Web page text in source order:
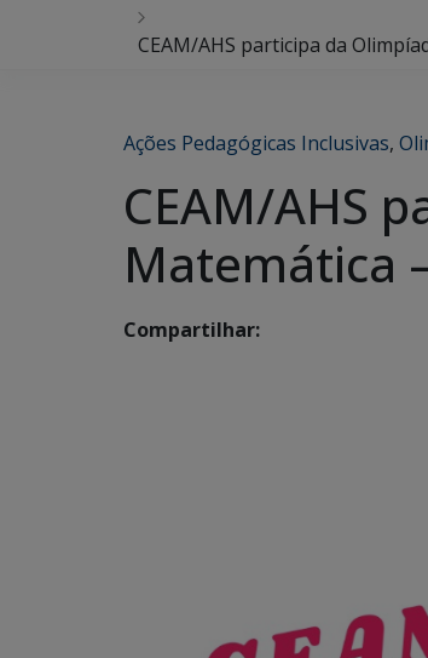
CEAM/AHS participa da
Ações Pedagógicas Inclusivas,
CEAM/AHS
Matemática
Compartilhar: